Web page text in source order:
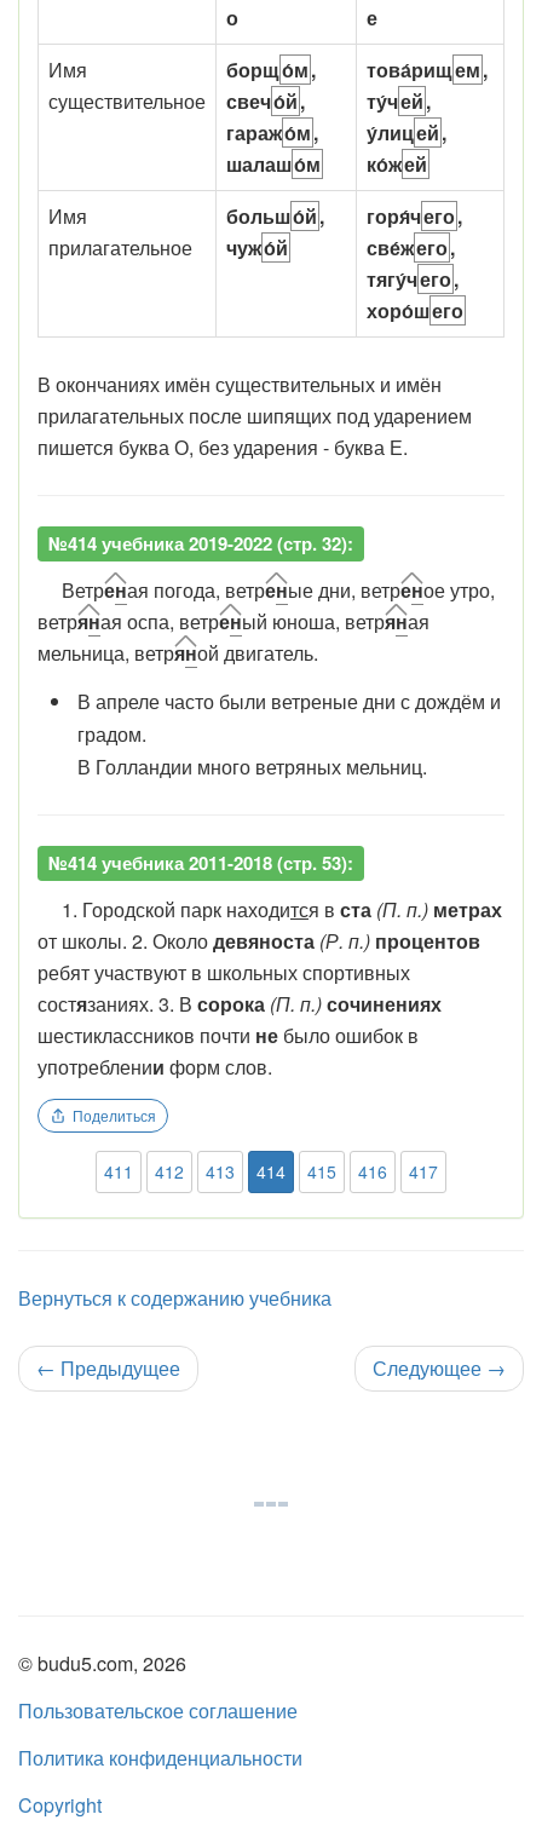
о
е
Имя
существительное
борщо́м,
свечо́й,
гаражо́м,
шалашо́м
това́рищем,
ту́чей,
у́лицей,
ко́жей
Имя
прилагательное
большо́й,
чужо́й
горя́чего,
све́жего,
тягу́чего,
хоро́шего
В окончаниях имён существительных и имён
прилагательных после шипящих под ударением
пишется буква О, без ударения - буква Е.
№414 учебника 2019-2022 (стр. 32):
Ветреная погода, ветреные дни, ветреное утро,
ветряная оспа, ветреный юноша, ветряная
мельница, ветряной двигатель.
В апреле часто были ветреные дни с дождём и
градом.
В Голландии много ветряных мельниц.
№414 учебника 2011-2018 (стр. 53):
1. Городской парк находится в ста (П. п.) метрах
от школы. 2. Околодевяноста (Р. п.) процентов
ребят участвуют в школьных спортивных
состязаниях. 3. В сорока (П. п.)сочинениях
шестиклассников почти не было ошибок в
употреблении форм слов.
Поделиться
411 412 413 414 415 416 417
Вернуться к содержанию учебника
← Предыдущее Следующее →
© budu5.com, 2026
Пользовательское соглашение
Политика конфиденциальности
Copyright